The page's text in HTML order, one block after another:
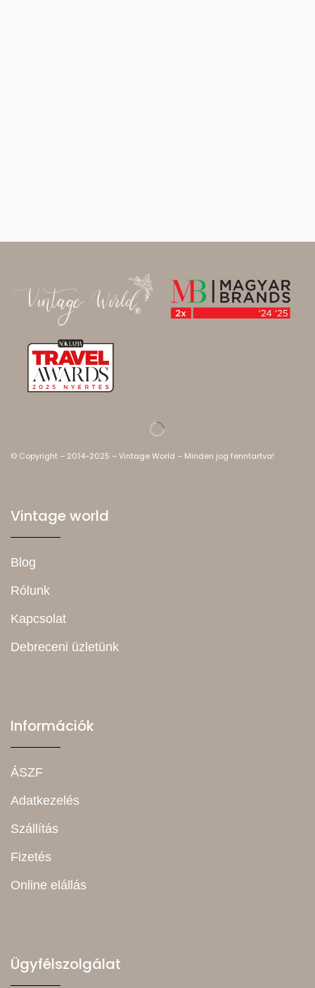
© Copyright – 2014-2025 – Vintage World – Minden jog fenntartva!
Vintage world
Blog
Rólunk
Kapcsolat
Debreceni üzletünk
Információk
ÁSZF
Adatkezelés
Szállítás
Fizetés
Online elállás
Ügyfélszolgálat